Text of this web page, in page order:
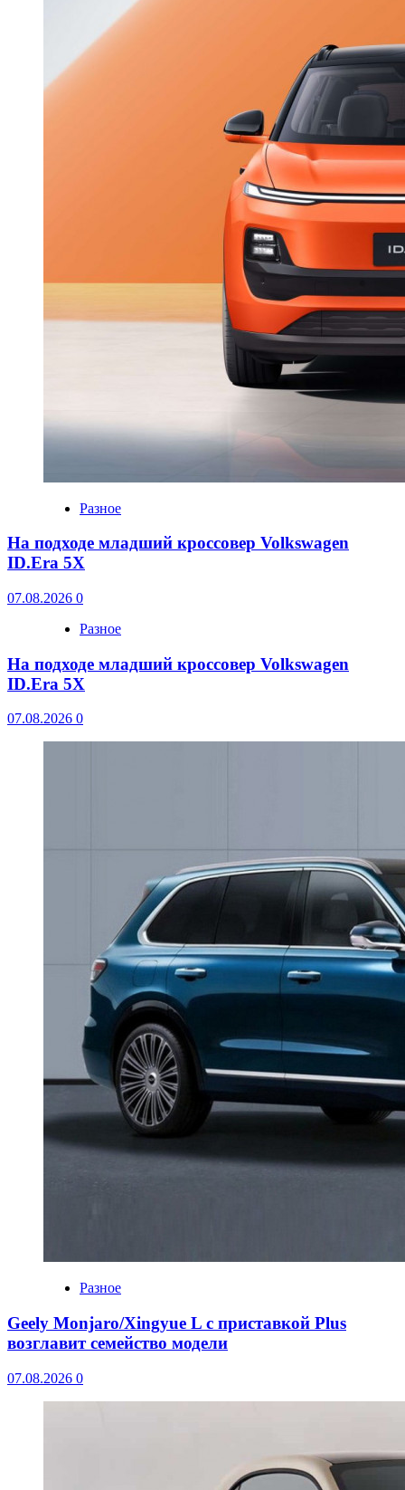
Разное
На подходе младший кроссовер Volkswagen
ID.Era 5X
07.08.2026 0
Разное
На подходе младший кроссовер Volkswagen
ID.Era 5X
07.08.2026 0
Разное
Geely Monjaro/Xingyue L с приставкой Plus
возглавит семейство модели
07.08.2026 0